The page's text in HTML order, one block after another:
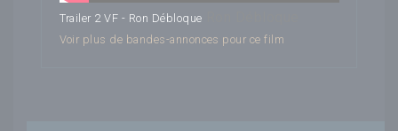
Trailer 2 VF - Ron Débloque
Voir plus de bandes-annonces pour ce film